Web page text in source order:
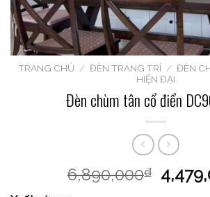
TRANG CHỦ / ĐÈN TRANG TRÍ / ĐÈN
HIỆN ĐẠI
Đèn chùm tân cổ điển
6,890,000₫